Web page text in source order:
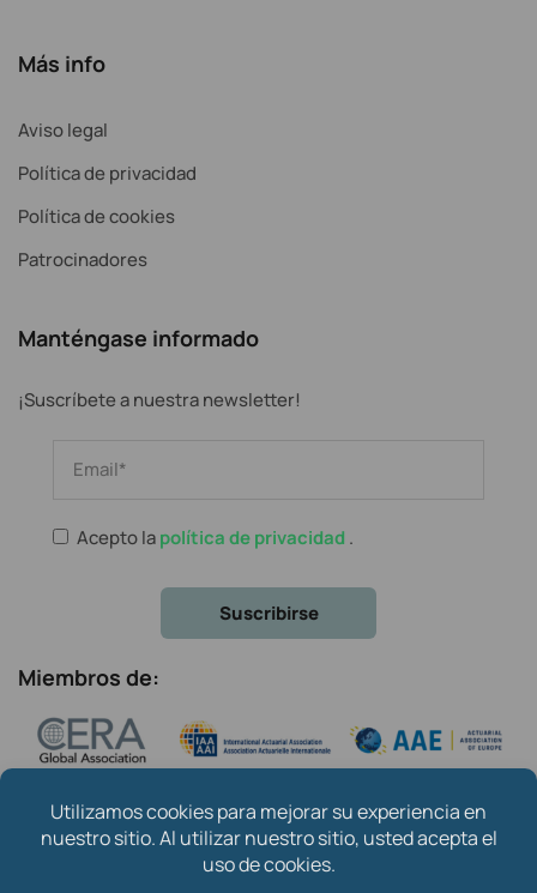
Más info
Aviso legal
Política de privacidad
Política de cookies
Patrocinadores
Manténgase informado
¡Suscríbete a nuestra newsletter!
Acepto lapolítica de privacidad .
Miembros de: